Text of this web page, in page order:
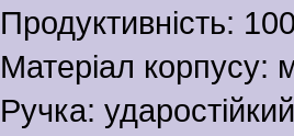
Продуктивність:
Матеріал корпусу:
Ручка: